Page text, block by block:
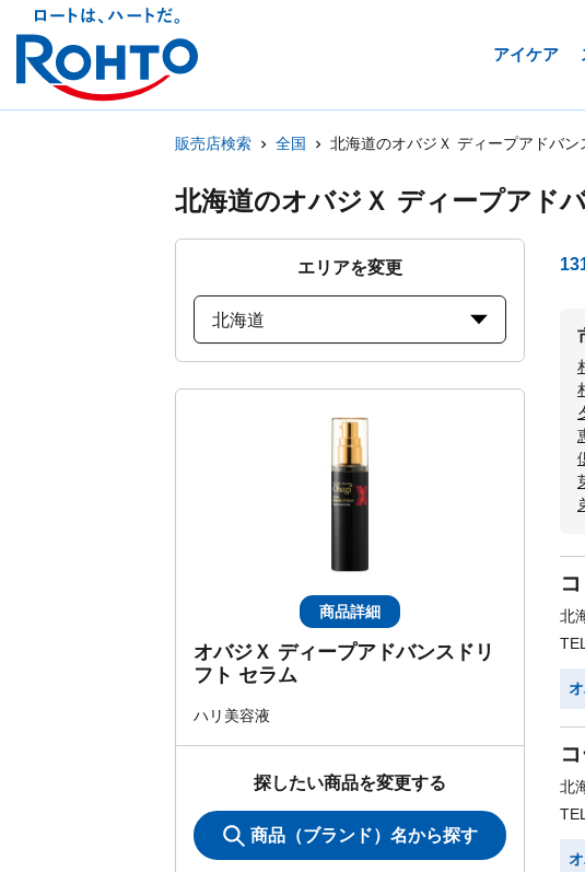
アイケア
販売店検索 全国 北海道のオバジＸ ディープアドバ
北海道のオバジＸ ディープアド
エリアを変更
北海道
商品詳細
オバジＸ ディープアドバンスドリ
フト セラム
ハリ美容液
探したい商品を変更する
商品（ブランド）名から探す
北
北